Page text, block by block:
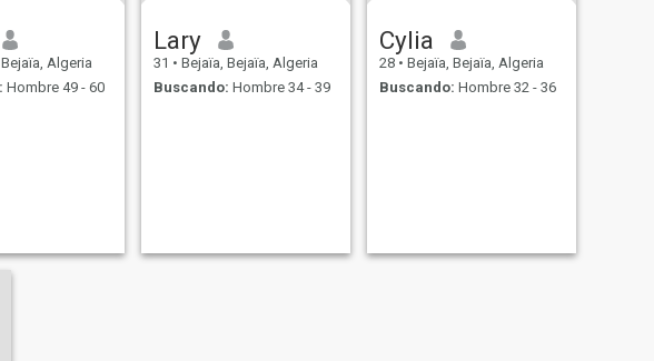
Algeria
Hombre 49 - 60
Lary
31 • Bejaïa, Bejaïa, Algeria
Buscando: Hombre 34 - 39
Cylia
28 • Bejaïa, Bejaïa, Algeria
Buscando: Hombre 32 - 36